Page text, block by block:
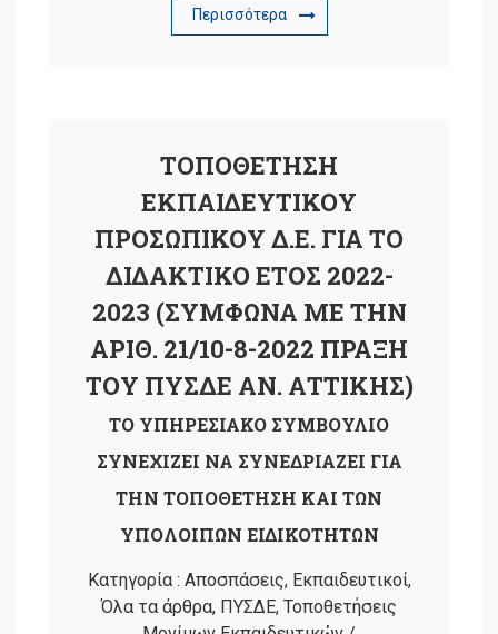
Περισσότερα
ΤΟΠΟΘΕΤΗΣΗ
ΕΚΠΑΙΔΕΥΤΙΚΟΥ
ΠΡΟΣΩΠΙΚΟΥ Δ.Ε. ΓΙΑ ΤΟ
ΔΙΔΑΚΤΙΚΟ ΕΤΟΣ 2022-
2023 (ΣΥΜΦΩΝΑ ΜΕ ΤΗΝ
ΑΡΙΘ. 21/10-8-2022 ΠΡΑΞΗ
ΤΟΥ ΠΥΣΔΕ ΑΝ. ΑΤΤΙΚΗΣ)
TO ΥΠΗΡΕΣΙΑΚΟ ΣΥΜΒΟΥΛΙΟ
ΣΥΝΕΧΙΖΕΙ ΝΑ ΣΥΝΕΔΡΙΑΖΕΙ ΓΙΑ
ΤΗΝ ΤΟΠΟΘΕΤΗΣΗ ΚΑΙ ΤΩΝ
ΥΠΟΛΟΙΠΩΝ ΕΙΔΙΚΟΤΗΤΩΝ
Κατηγορία : Αποσπάσεις, Εκπαιδευτικοί,
Όλα τα άρθρα, ΠΥΣΔΕ, Τοποθετήσεις